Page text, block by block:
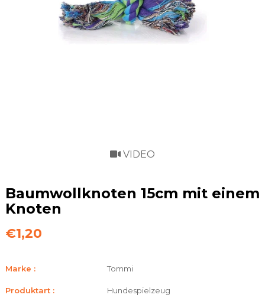
VIDEO
Baumwollknoten 15cm mit einem
Knoten
€1,20
Marke : Tommi
Produktart : Hundespielzeug